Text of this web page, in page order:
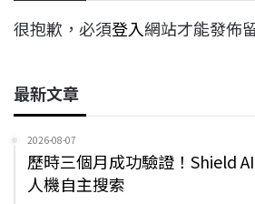
很抱歉，必須登入網站才能發佈
最新文章
2026-08-07
歷時三個月成功驗證！Shield
人機自主搜索